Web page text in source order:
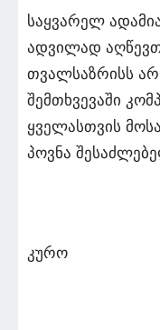
საყვარელ
ადვილად
თვალსაზრისს
შემთხვევაში
ყველასთვის
პოვნა
კურო